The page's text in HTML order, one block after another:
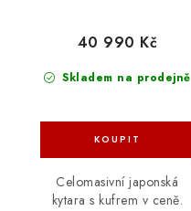
Skladem na prodejně
40 990 Kč
Celomasivní japonská
kytara s kufrem v ceně.